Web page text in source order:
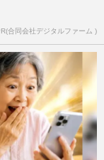
合同会社デジタルファーム )